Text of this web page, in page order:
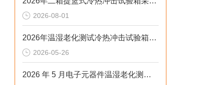
2026-08-01
2026年温湿老化测试冷热冲击试验箱排行榜：解决精度差、数据无效等核心痛点
2026-05-26
2026 年 5 月电子元器件温湿老化测试：冷热冲击不稳、数据无效？这样解决